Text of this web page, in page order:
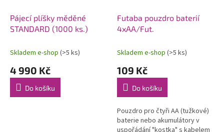
Pájecí plíšky měděné
STANDARD (1000 ks.)
Skladem e-shop (>5 ks)
4 990 Kč
Do košíku
Futaba pouzdro baterií
4xAA/Fut.
Skladem e-shop (>5 ks)
109 Kč
Do košíku
Pouzdro pro čtyři AA (tužkové)
baterie nebo akumulátory v